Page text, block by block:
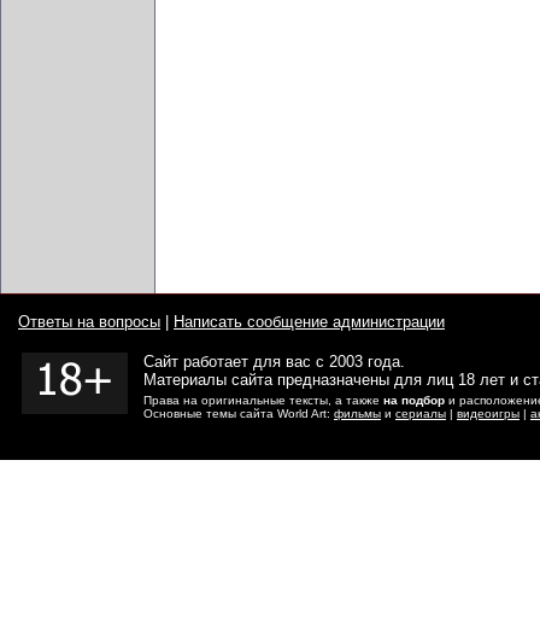
Ответы на вопросы Написать сообщение администрации
Сайт работает для вас с 2003 года.
Материалы сайта предназначены для лиц 18 лет и
Права на оригинальные тексты, а также на подбор и
Основные темы сайта World Art: фильмы и сериалы | видеоигры |